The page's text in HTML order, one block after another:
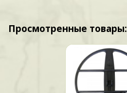
Просмотренные товары: